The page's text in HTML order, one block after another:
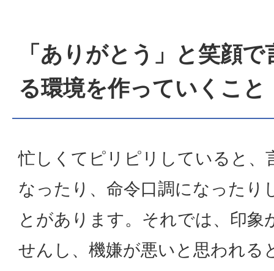
「ありがとう」と笑顔
る環境を作っていくこと
忙しくてピリピリしていると、
なったり、命令口調になったり
とがあります。それでは、印象
せんし、機嫌が悪いと思われる